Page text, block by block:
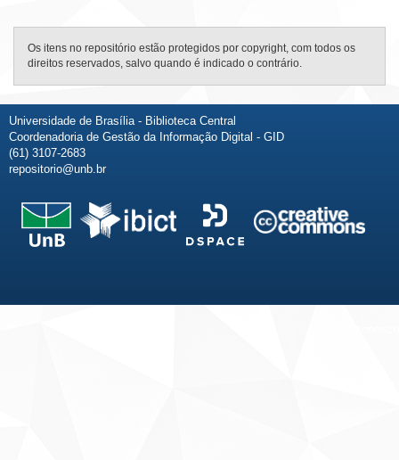
Os itens no repositório estão protegidos por copyright, com todos os
direitos reservados, salvo quando é indicado o contrário.
Universidade de Brasília - Biblioteca Central
Coordenadoria de Gestão da Informação Digital - GID
(61) 3107-2683
repositorio@unb.br